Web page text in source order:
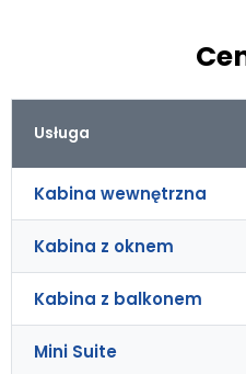
Usługa
Kabina wewnętrzna
Kabina z oknem
Kabina z balkonem
Mini Suite